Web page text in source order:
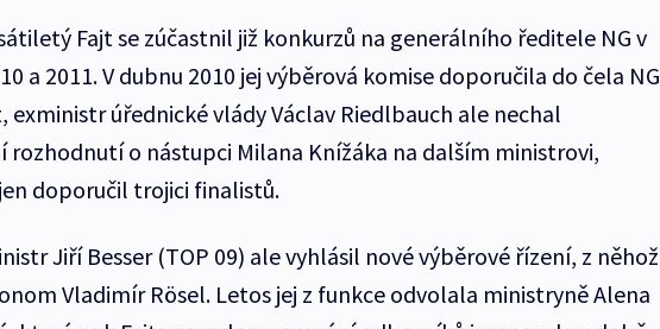
Fajt se zúčastnil již konkurzů na generálního ředitele NG v
a 2011. V dubnu 2010 jej výběrová komise doporučila do čela NG
exministr úřednické vlády Václav Riedlbauch ale nechal
rozhodnutí o nástupci Milana Knížáka na dalším ministrovi,
doporučil trojici finalistů.
Jiří Besser (TOP 09) ale vyhlásil nové výběrové řízení, z něhož
Vladimír Rösel. Letos jej z funkce odvolala ministryně Alena